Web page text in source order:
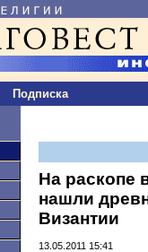
Подписка
На раскопе
нашли
Византии
13.05.2011 15:41